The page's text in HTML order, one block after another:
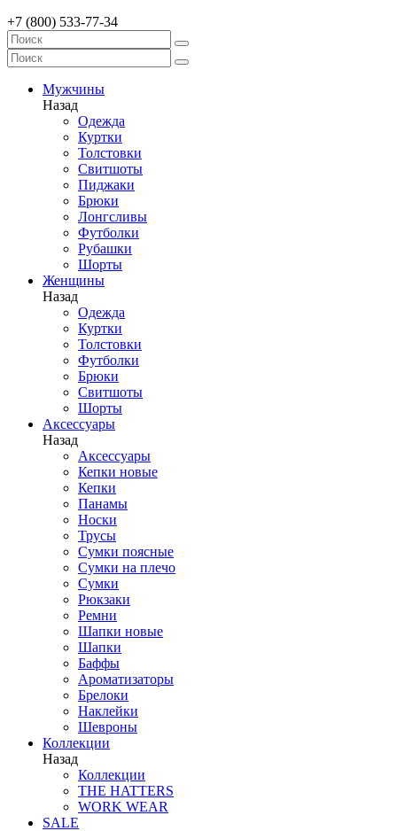
+7 (800) 533-77-34
Мужчины
Назад
Одежда
Куртки
Толстовки
Свитшоты
Пиджаки
Брюки
Лонгсливы
Футболки
Рубашки
Шорты
Женщины
Назад
Одежда
Куртки
Толстовки
Футболки
Брюки
Свитшоты
Шорты
Аксессуары
Назад
Аксессуары
Кепки новые
Кепки
Панамы
Носки
Трусы
Сумки поясные
Сумки на плечо
Сумки
Рюкзаки
Ремни
Шапки новые
Шапки
Баффы
Ароматизаторы
Брелоки
Наклейки
Шевроны
Коллекции
Назад
Коллекции
THE HATTERS
WORK WEAR
SALE